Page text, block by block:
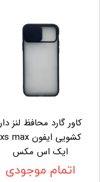
کاور گارد محافظ لنز دار
کشویی ایفون xs max
ایک اس مکس
اتمام موجودی